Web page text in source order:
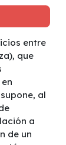
entre
que
al
a
de un